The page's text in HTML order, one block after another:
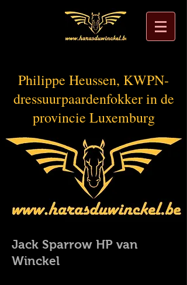
Philippe Heussen, KWPN-
dressuurpaardenfokker in de
provincie Luxemburg
Jack Sparrow HP van
Winckel